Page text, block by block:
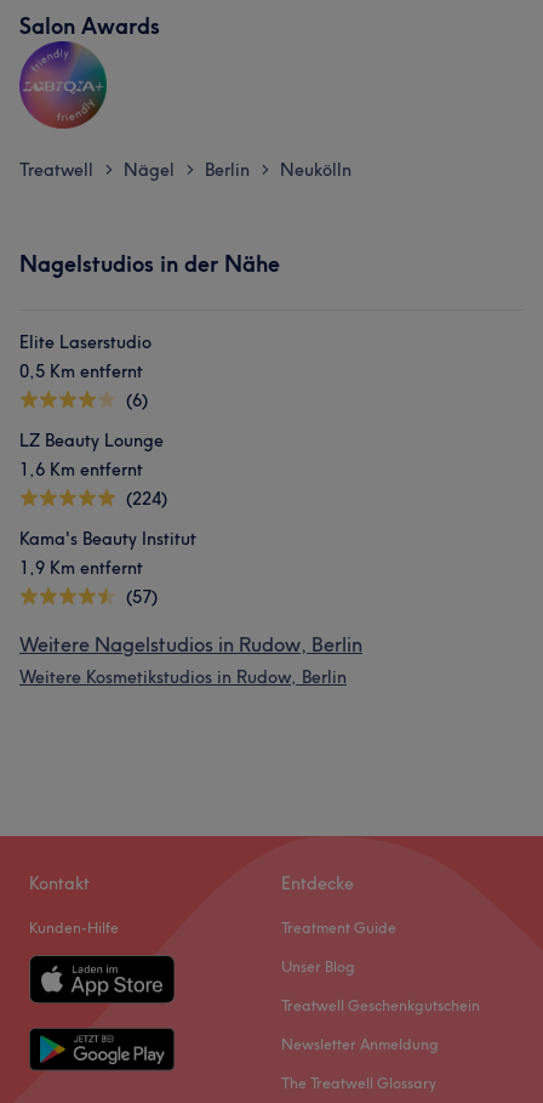
Salon Awards
Treatwell > Nägel > Berlin > Neukölln
Nagelstudios in der Nähe
Elite Laserstudio
0,5 Km entfernt
(6)
LZ Beauty Lounge
1,6 Km entfernt
(224)
Kama's Beauty Institut
1,9 Km entfernt
(57)
Weitere Nagelstudios in Rudow, Berlin
Weitere Kosmetikstudios in Rudow, Berlin
Kontakt
Kunden-Hilfe
Entdecke
Treatment Guide
Unser Blog
Treatwell Geschenkgutschein
Newsletter Anmeldung
The Treatwell Glossary